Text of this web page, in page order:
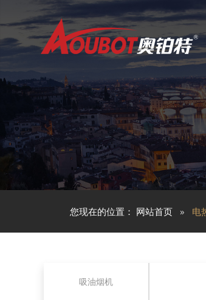
您现在的位置： 网站首页 电
吸油烟机